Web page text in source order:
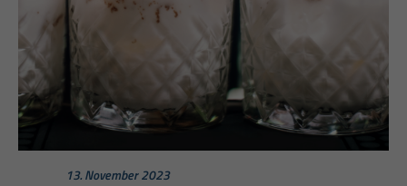
13. November 2023